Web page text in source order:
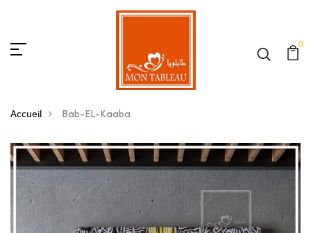
0
Accueil Bab-EL-Kaaba